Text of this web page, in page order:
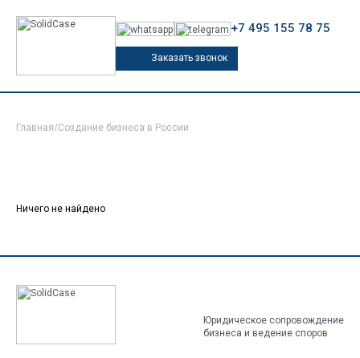
+7 495 155 78 75
Заказать звонок
Главная/Создание бизнеса в России
Ничего не найдено
Юридическое сопровождение
бизнеса и ведение споров